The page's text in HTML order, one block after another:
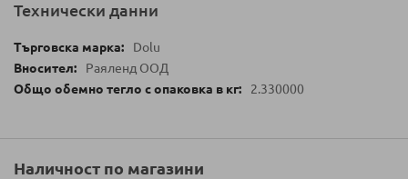
Технически данни
Dolu
Раяленд ООД
2.330000
Наличност по магазини